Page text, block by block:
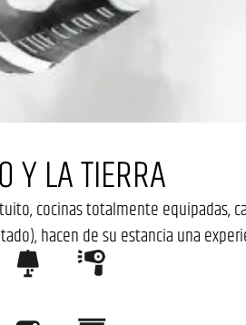
Y LA TIERRA
cocinas totalmente equipadas,
hacen de su estancia una